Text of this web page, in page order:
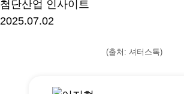
첨단산업 인사이트
2025.07.02
(출처: 셔터스톡)